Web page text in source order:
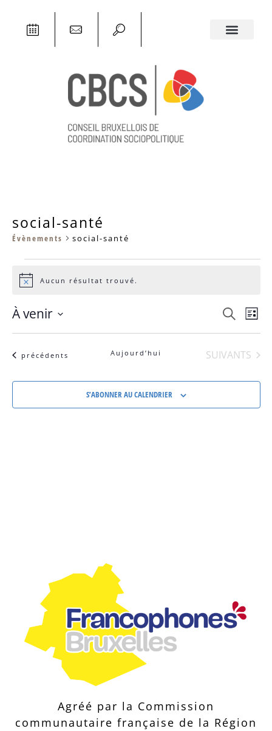
social-santé
Évènements social-santé
NoticeAucun résultat trouvé.
et
de
vues
RECHERCHE
LISTE
À venir
une
Évènements
précédents Aujourd’hui ÉVÈNEMENTS
SUIVANTS
S’ABONNER AU CALENDRIER
Agréé par la Commission
communautaire française de la Région